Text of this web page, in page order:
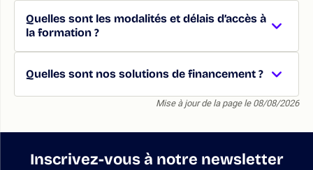
Quelles sont les modalités et délais d’accès à
la formation ?
Quelles sont nos solutions de financement ?
Mise à jour de la page le 08/08/2026
Inscrivez-vous à notre newsletter